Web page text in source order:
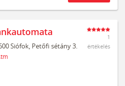
Siófok, Petőfi sétány 3.
1
értékelés